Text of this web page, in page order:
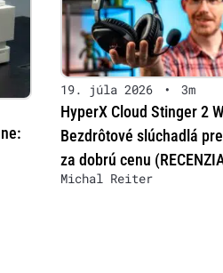
19. júla 2026 • 3m
HyperX Cloud Stinger 2
Bezdrôtové slúchadlá
za dobrú cenu
Michal Reiter